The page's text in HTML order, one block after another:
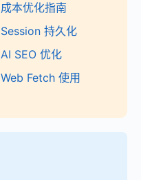
成本优化指南
Session 持久化
AI SEO 优化
Web Fetch 使用